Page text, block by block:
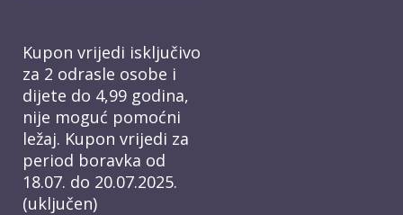
Kupon vrijedi isključivo
za 2 odrasle osobe i
dijete do 4,99 godina,
nije moguć pomoćni
ležaj. Kupon vrijedi za
period boravka od
18.07. do 20.07.2025.
(uključen)